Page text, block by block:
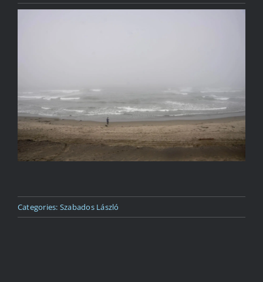
Categories: Szabados László